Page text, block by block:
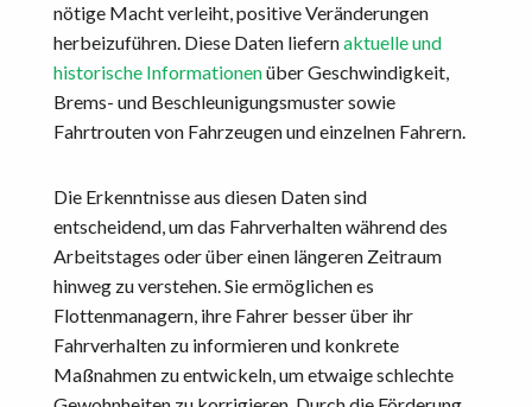
nötige Macht verleiht, positive Veränderungen
herbeizuführen. Diese Daten liefernaktuelle und
historische Informationenüber Geschwindigkeit,
Brems- und Beschleunigungsmuster sowie
Fahrtrouten von Fahrzeugen und einzelnen Fahrern.
Die Erkenntnisse aus diesen Daten sind
entscheidend, um das Fahrverhalten während des
Arbeitstages oder über einen längeren Zeitraum
hinweg zu verstehen. Sie ermöglichen es
Flottenmanagern, ihre Fahrer besser über ihr
Fahrverhalten zu informieren und konkrete
Maßnahmen zu entwickeln, um etwaige schlechte